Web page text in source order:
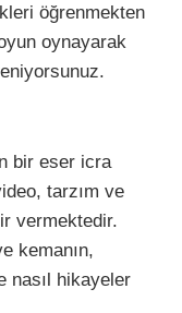
öğrenmekten
oynayarak
bir eser icra
tarzım ve
vermektedir.
kemanın,
nasıl hikayeler